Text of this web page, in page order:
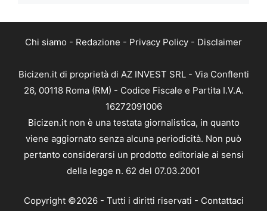
Chi siamo - Redazione - Privacy Policy - Disclaimer
Bicizen.it di proprietà di AZ INVEST SRL - Via Conflenti
26, 00118 Roma (RM) - Codice Fiscale e Partita I.V.A.
16272091006
Bicizen.it non è una testata giornalistica, in quanto
viene aggiornato senza alcuna periodicità. Non può
pertanto considerarsi un prodotto editoriale ai sensi
della legge n. 62 del 07.03.2001
Copyright ©2026 - Tutti i diritti riservati - Contattaci